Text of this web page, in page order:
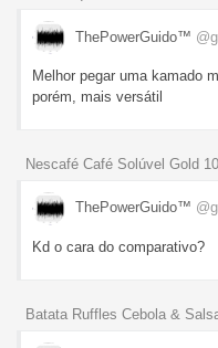
ThePowerGuido™
Melhor pegar uma kamado
porém, mais versátil
Nescafé Café Solúvel Gold
ThePowerGuido™
Kd o cara do comparativo?
Batata Ruffles Cebola &